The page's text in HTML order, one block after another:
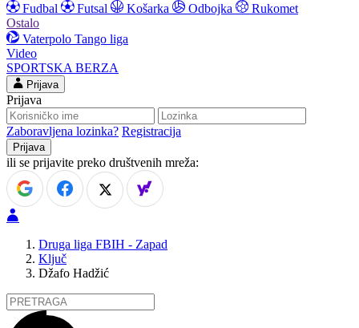
Fudbal
Futsal Košarka Odbojka
Rukomet
Ostalo
Vaterpolo Tango liga
Video
SPORTSKA BERZA
Prijava
Prijava
Zaboravljena lozinka? Registracija
ili se prijavite preko društvenih mreža:
Druga liga FBIH - Zapad
Ključ
Džafo Hadžić